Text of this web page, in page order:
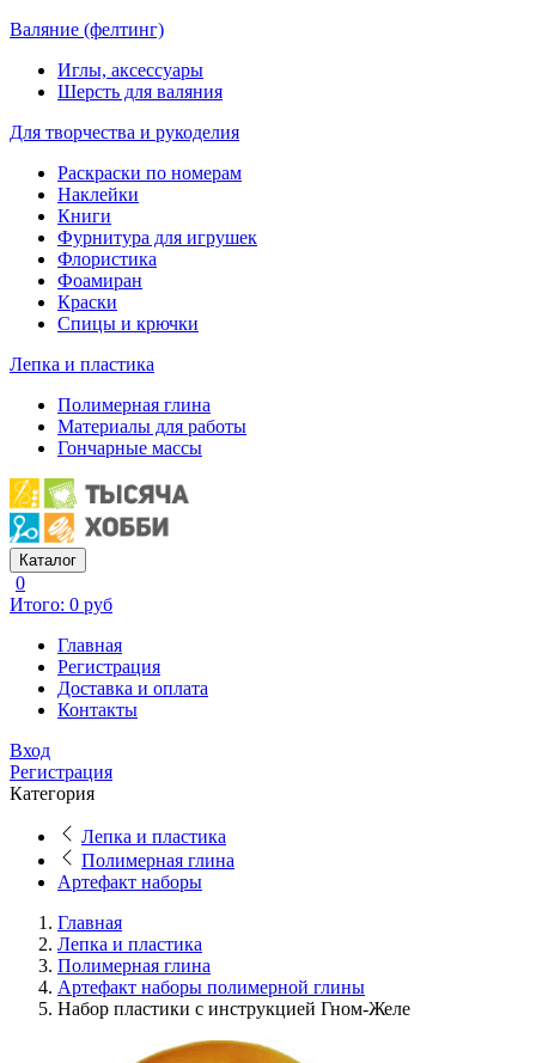
Валяние (фелтинг)
Иглы, аксессуары
Шерсть для валяния
Для творчества и рукоделия
Раскраски по номерам
Наклейки
Книги
Фурнитура для игрушек
Флористика
Фоамиран
Краски
Спицы и крючки
Лепка и пластика
Полимерная глина
Материалы для работы
Гончарные массы
Каталог
0
Итого: 0 руб
Главная
Регистрация
Доставка и оплата
Контакты
Вход
Регистрация
Категория
Лепка и пластика
Полимерная глина
Артефакт наборы
Главная
Лепка и пластика
Полимерная глина
Артефакт наборы полимерной глины
Набор пластики с инструкцией Гном-Желе